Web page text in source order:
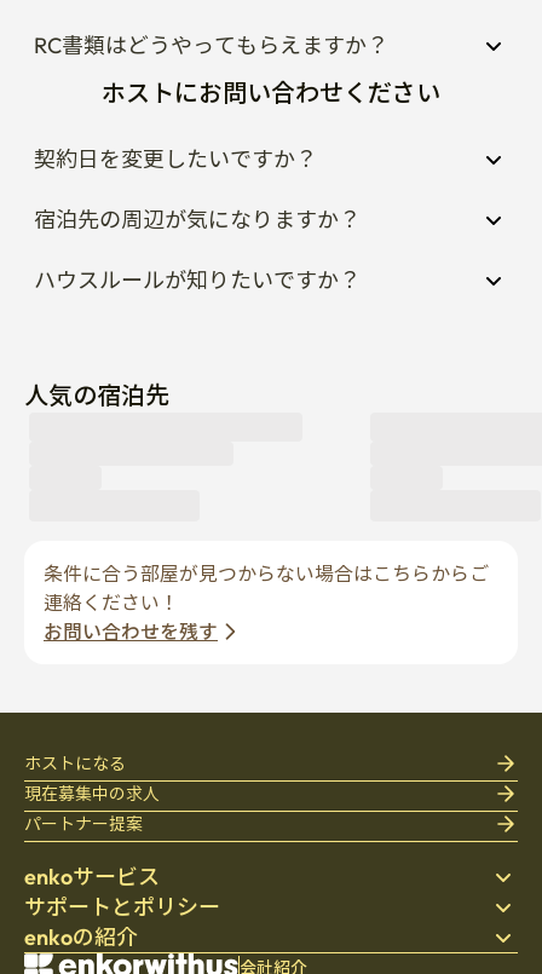
RC書類はどうやってもらえますか？
ホストにお問い合わせください
契約日を変更したいですか？
宿泊先の周辺が気になりますか？
ハウスルールが知りたいですか？
人気の宿泊先
条件に合う部屋が見つからない場合はこちらからご
連絡ください！
お問い合わせを残す
enkoサービス
ステイ先を探す
寝具
ブログ
サポートとポリシー
個人情報保護方針
利用規約
enkoの紹介
会社紹介
ホストになる
現在募集中の求人
パートナー提案
会社紹介